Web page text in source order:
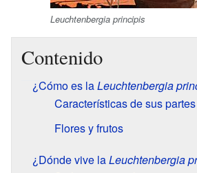
Leuchtenbergia principis
Contenido
¿Cómo es laLeuchtenbergia
Características de sus partes
Flores y frutos
¿Dónde vive laLeuchtenbergia